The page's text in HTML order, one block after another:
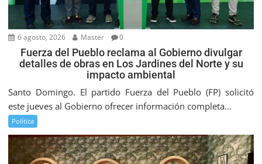
6 agosto, 2026 Master 0
Fuerza del Pueblo reclama al Gobierno divulgar
detalles de obras en Los Jardines del Norte y su
impacto ambiental
Santo Domingo. El partido Fuerza del Pueblo (FP) solicitó
este jueves al Gobierno ofrecer información completa...
Política